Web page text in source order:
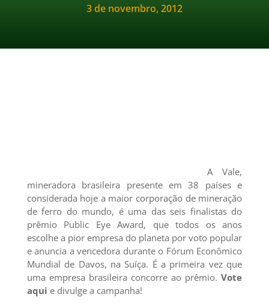
3 de novembro, 2012
A Vale,
mineradora brasileira presente em 38 países e
considerada hoje a maior corporação de mineração
de ferro do mundo, é uma das seis finalistas do
prêmio Public Eye Award, que todos os anos
escolhe a pior empresa do planeta por voto popular
e anuncia a vencedora durante o Fórum Econômico
Mundial de Davos, na Suíça. É a primeira vez que
uma empresa brasileira concorre ao prêmio.Vote
aqui e divulge a campanha!